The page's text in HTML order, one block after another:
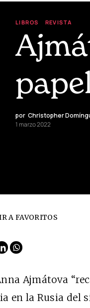
LIBROS REVISTA
por Christopher
1 marzo 2022
A FAVORITOS
Ajmátova
en la Rusia del